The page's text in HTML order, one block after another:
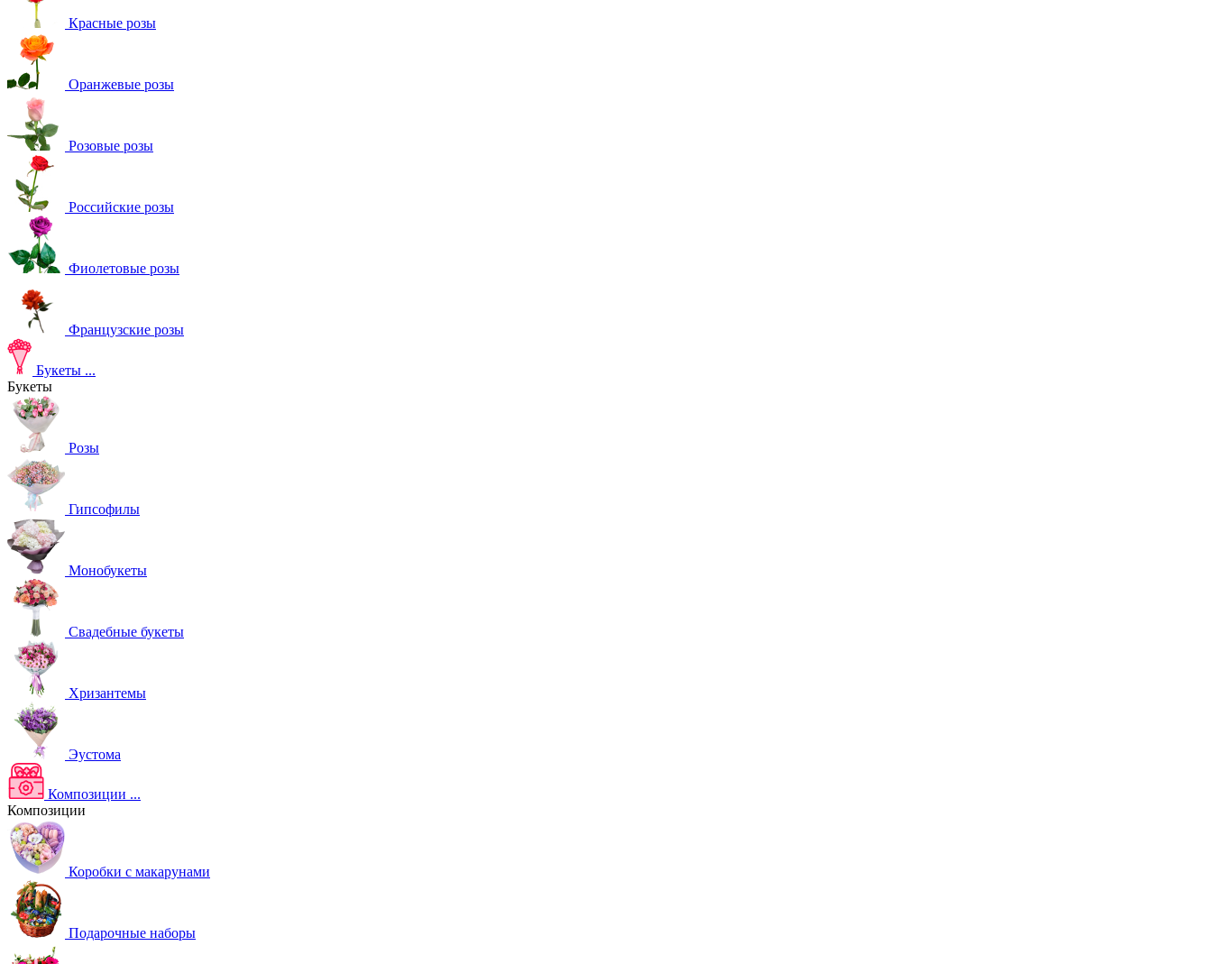
Красные розы
Оранжевые розы
Розовые розы
Российские розы
Фиолетовые розы
Французские розы
Букеты ...
Букеты
Розы
Гипсофилы
Монобукеты
Свадебные букеты
Хризантемы
Эустома
Композиции ...
Композиции
Коробки с макарунами
Подарочные наборы